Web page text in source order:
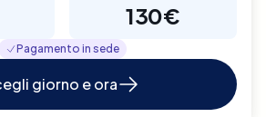
130€
Pagamento in sede
giorno e ora